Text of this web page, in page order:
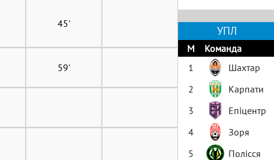
45'
59'
УПЛ
М Команда
1
Шахтар
2
Карпати
3
Епіцентр
4
Зоря
5
Полісся